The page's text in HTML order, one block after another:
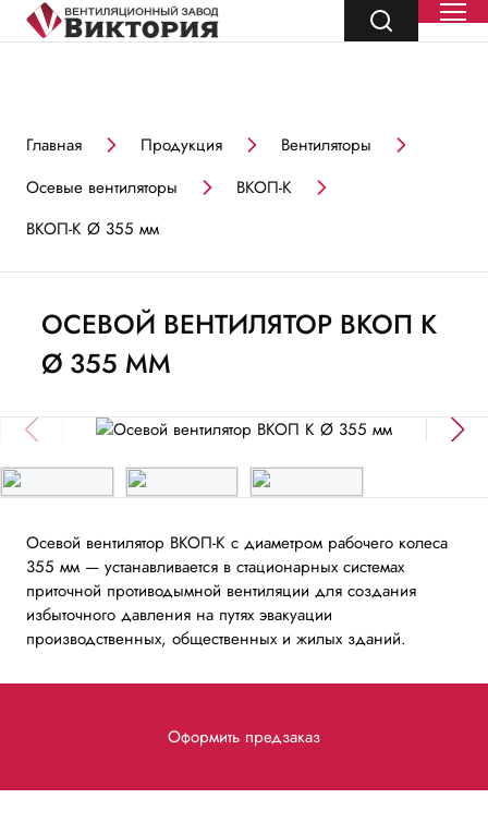
Главная Продукция
Вентиляторы
Осевые вентиляторы
ВКОП-К
ВКОП-К Ø 355 мм
ОСЕВОЙ ВЕНТИЛЯТОР ВКОП К
Ø 355 ММ
Осевой вентилятор ВКОП-К с диаметром рабочего колеса
355 мм — устанавливается в стационарных системах
приточной противодымной вентиляции для создания
избыточного давления на путях эвакуации
производственных, общественных и жилых зданий.
Оформить предзаказ